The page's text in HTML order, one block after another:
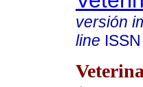
versión
line ISSN